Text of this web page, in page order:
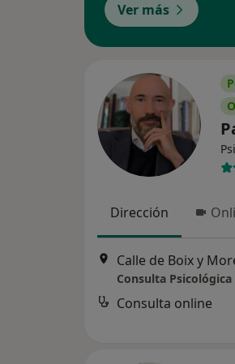
Ver más
Dirección
Calle de Boix y
Consulta Psicológica
Consulta online